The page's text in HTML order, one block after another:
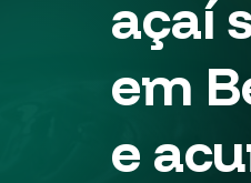
açaí
em
e